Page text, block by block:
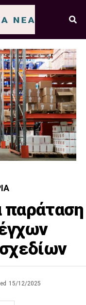
παράταση
15/12/2025